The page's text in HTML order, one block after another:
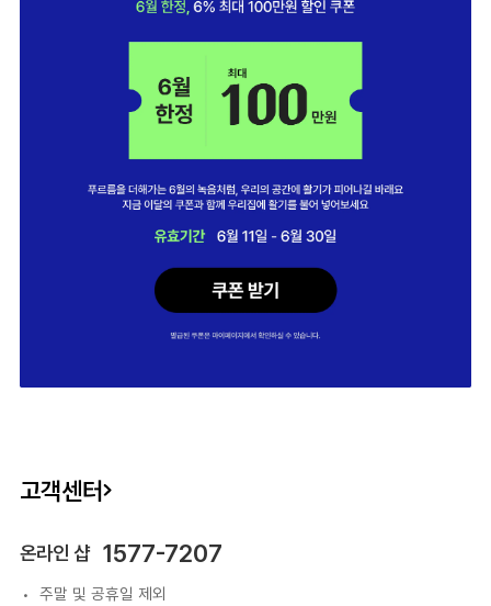
고객센터
온라인 샵 1577-7207
주말 및 공휴일 제외